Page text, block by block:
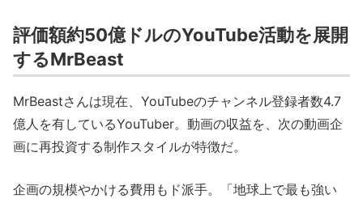
評価額約50億ドルのYouTube活動を展開
するMrBeast
MrBeastさんは現在、YouTubeのチャンネル登録者数4.7
億人を有しているYouTuber。動画の収益を、次の動画企
画に再投資する制作スタイルが特徴だ。
企画の規模やかける費用もド派手。「地球上で最も強い